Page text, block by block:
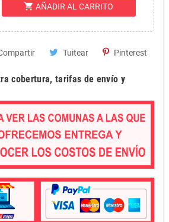
shopping_cart AÑADIR AL CARRITO
Tuitear Pinterest
cobertura, tarifas de envío y